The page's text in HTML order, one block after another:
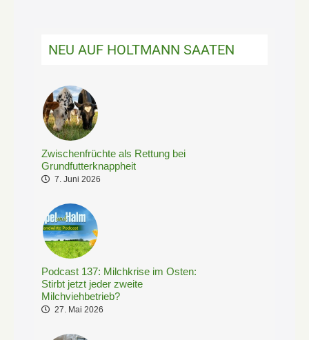
NEU AUF HOLTMANN SAATEN
Zwischenfrüchte als Rettung bei
Grundfutterknappheit
7. Juni 2026
Podcast 137: Milchkrise im Osten:
Stirbt jetzt jeder zweite
Milchviehbetrieb?
27. Mai 2026